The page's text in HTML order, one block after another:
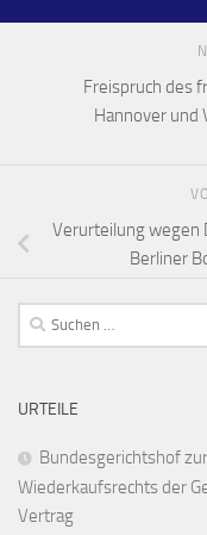
Freispruch des
Hannover und
Verurteilung wegen
Berliner
Suchen
nach:
URTEILE
Bundesgerichtshof
Wiederkaufsrechts der
Vertrag